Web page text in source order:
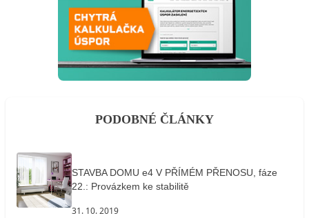
PODOBNÉ ČLÁNKY
STAVBA DOMU e4 V PŘÍMÉM PŘENOSU, fáze
22.: Provázkem ke stabilitě
31. 10. 2019